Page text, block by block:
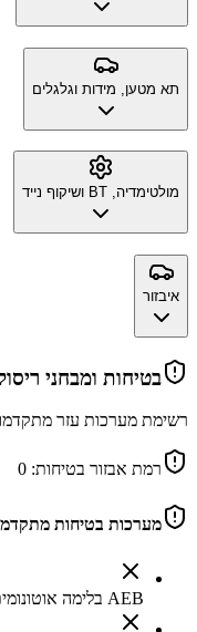
תא מטען, מידות וגלגלים
מולטימדיה, BT ושיקוף נייד
איבזור
בטיחות ומבחני
רשימת מערכות עזר
רמת אבזור בטיחות: 0
מערכות בטיחות
AEB בלימה אוטונומית